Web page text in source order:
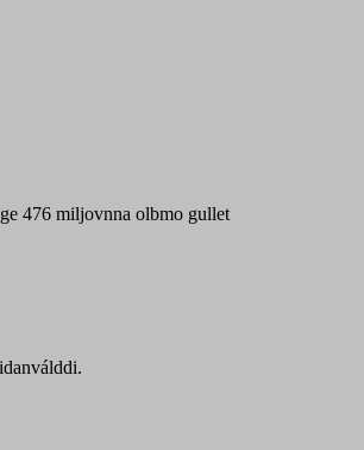
476 miljovnna olbmo gullet